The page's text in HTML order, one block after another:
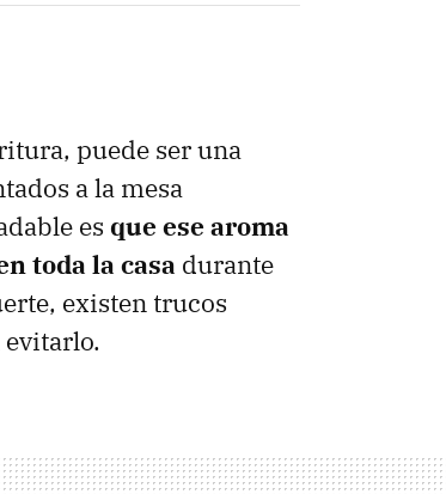
puede ser una
a la mesa
es que ese aroma
toda la casa durante
existen trucos